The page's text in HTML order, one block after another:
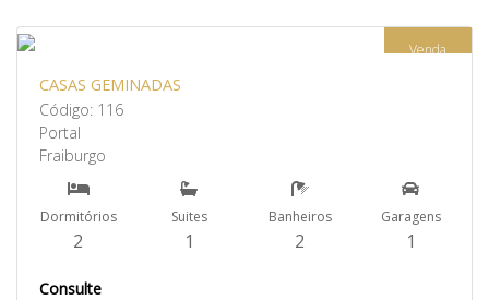
Venda
CASAS GEMINADAS
Código: 116
Portal
Fraiburgo
Dormitórios
2
Suites
1
Banheiros
2
Garagens
1
Consulte